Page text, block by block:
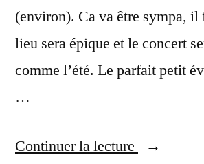
(environ). Ca va être sympa, il
lieu sera épique et le concert
comme l’été. Le parfait petit
…
Continuer la lecture
« 26